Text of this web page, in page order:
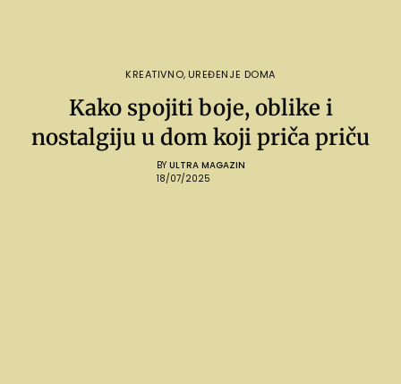
KREATIVNO, UREĐENJE DOMA
Kako spojiti boje, oblike i
nostalgiju u dom koji priča priču
BY ULTRA MAGAZIN
18/07/2025